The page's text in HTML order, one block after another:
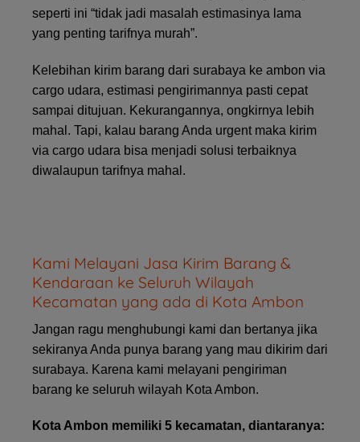
seperti ini “tidak jadi masalah estimasinya lama
yang penting tarifnya murah”.
Kelebihan kirim barang dari surabaya ke ambon via
cargo udara, estimasi pengirimannya pasti cepat
sampai ditujuan. Kekurangannya, ongkirnya lebih
mahal. Tapi, kalau barang Anda urgent maka kirim
via cargo udara bisa menjadi solusi terbaiknya
diwalaupun tarifnya mahal.
Kami Melayani Jasa Kirim Barang &
Kendaraan ke Seluruh Wilayah
Kecamatan yang ada di Kota Ambon
Jangan ragu menghubungi kami dan bertanya jika
sekiranya Anda punya barang yang mau dikirim dari
surabaya. Karena kami melayani pengiriman
barang ke seluruh wilayah Kota Ambon.
Kota Ambon memiliki 5 kecamatan, diantaranya: